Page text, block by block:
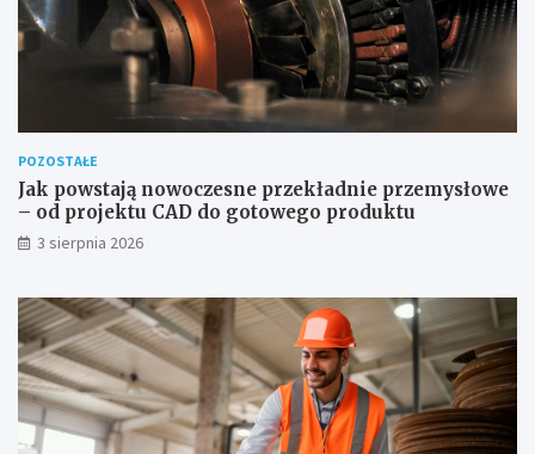
POZOSTAŁE
Jak powstają nowoczesne przekładnie przemysłowe
– od projektu CAD do gotowego produktu
3 sierpnia 2026